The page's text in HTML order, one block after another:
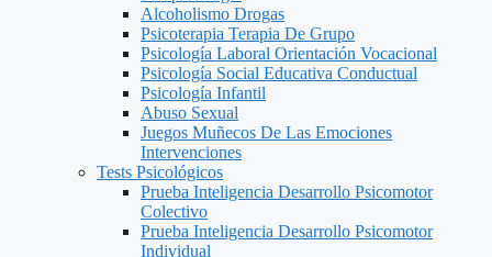
Alcoholismo Drogas
Psicoterapia Terapia De Grupo
Psicología Laboral Orientación Vocacional
Psicología Social Educativa Conductual
Psicología Infantil
Abuso Sexual
Juegos Muñecos De Las Emociones
Intervenciones
Tests Psicológicos
Prueba Inteligencia Desarrollo Psicomotor
Colectivo
Prueba Inteligencia Desarrollo Psicomotor
Individual